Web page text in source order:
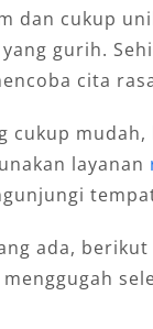
dan cukup
gurih.
cita
cukup
layanan
ada,